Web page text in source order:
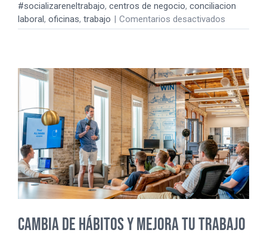
#socializareneltrabajo, centros de negocio, conciliacion
laboral, oficinas, trabajo | Comentarios desactivados
Cuando
aporta
esperanza
Cambia de hábitos y mejora tu trabajo